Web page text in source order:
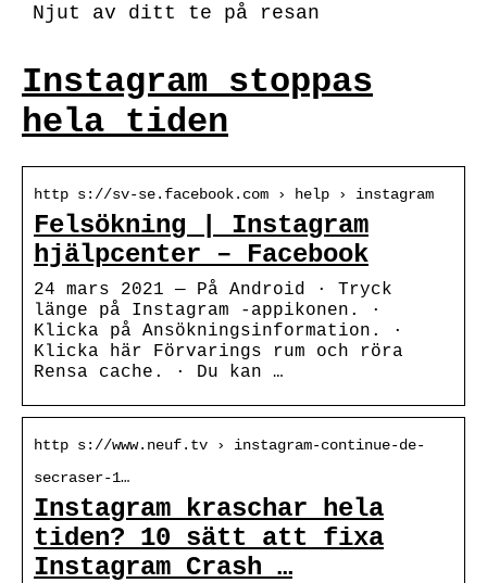
Njut av ditt te på resan
Instagram stoppas
hela tiden
http s://sv-se.facebook.com › help › instagram
Felsökning | Instagram
hjälpcenter – Facebook
24 mars 2021 — På Android · Tryck
länge på Instagram -appikonen. ·
Klicka på Ansökningsinformation. ·
Klicka här Förvarings rum och röra
Rensa cache. · Du kan …
http s://www.neuf.tv › instagram-continue-de-
secraser-1…
Instagram kraschar hela
tiden? 10 sätt att fixa
Instagram Crash …